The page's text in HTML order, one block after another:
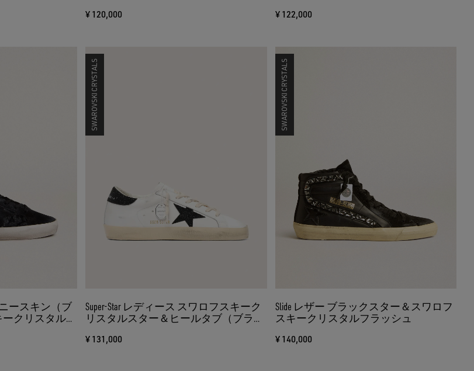
¥ 120,000 ¥ 122,000
ニースキン（ブ
ークリスタル
SWAROVSKI CRYSTALS
Super-Star レディース スワロフスキーク
リスタルスター＆ヒールタブ（ブラッ
¥ 131,000
SWAROVSKI CRYSTALS
Slide レザー ブラックスター＆スワロフ
スキークリスタルフラッシュ
¥ 140,000